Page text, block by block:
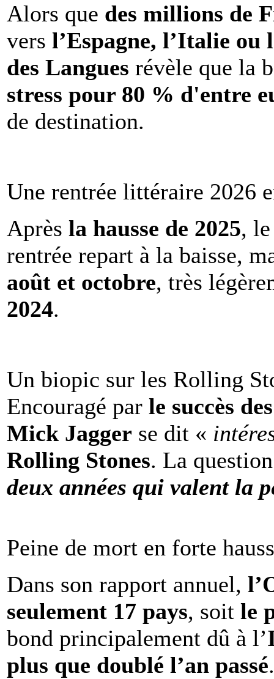
Alors que des millions de
vers l’Espagne, l’Italie ou
des Langues révèle que la
stress pour 80 % d'entre
de destination.
Une rentrée littéraire 2026
Après la hausse de 2025,
rentrée repart à la baisse,
août et octobre, très
2024.
Un biopic sur les Rolling
Encouragé par le succès
Mick Jagger se dit «
Rolling Stones. La
deux années qui valent la
Peine de mort en forte
Dans son rapport annuel,
seulement 17 pays, soit le
bond principalement dû à l’
plus que doublé l’an passé.